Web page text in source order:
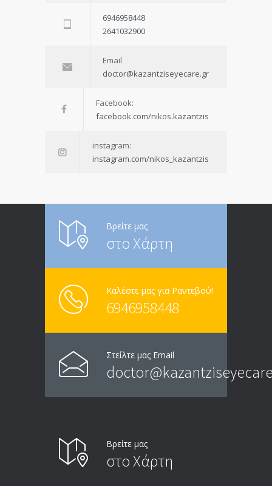
6946958448
2641032900
Email
doctor@kazantziseyecare.gr
Facebook:
facebook.com/nikos.kazantzis
instagram:
instagram.com/nikos_kazantzis
Βρείτε μας
στο Χάρτη
Καλέστε μας για Ραντεβού!
6946958448
Στείλτε μας Email
Βρείτε μας
στο Χάρτη